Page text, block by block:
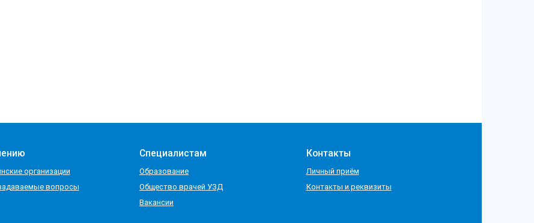
организации
вопросы
Специалистам
Образование
Общество врачей УЗД
Вакансии
Контакты
Личный приём
Контакты и реквизиты